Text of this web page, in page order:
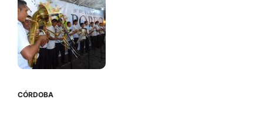
CÓRDOBA